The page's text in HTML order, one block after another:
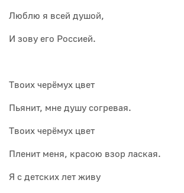
Люблю я всей душой,
И зову его Россией.
Твоих черёмух цвет
Пьянит, мне душу согревая.
Твоих черёмух цвет
Пленит меня, красою взор лаская.
Я с детских лет живу